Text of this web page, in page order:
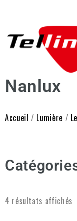
Nanlux
Accueil / Lumière /
4 résultats affichés